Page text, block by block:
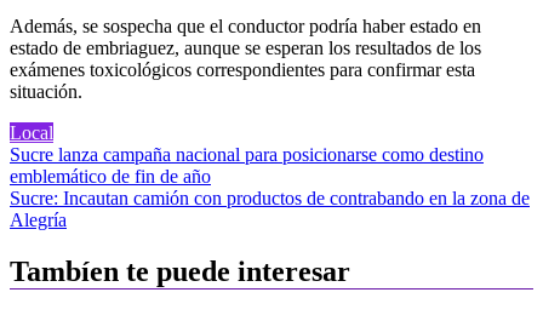
Además, se sospecha que el conductor podría haber estado en
estado de embriaguez, aunque se esperan los resultados de los
exámenes toxicológicos correspondientes para confirmar esta
situación.
Local
Navegación
de
entradas
Sucre lanza campaña nacional para posicionarse como destino
emblemático de fin de año
Sucre: Incautan camión con productos de contrabando en la zona de
Alegría
Tambíen te puede interesar